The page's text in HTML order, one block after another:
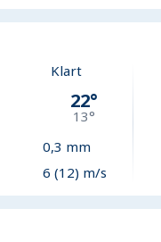
Klart
22°
13°
0,3 mm
6 (12) m/s